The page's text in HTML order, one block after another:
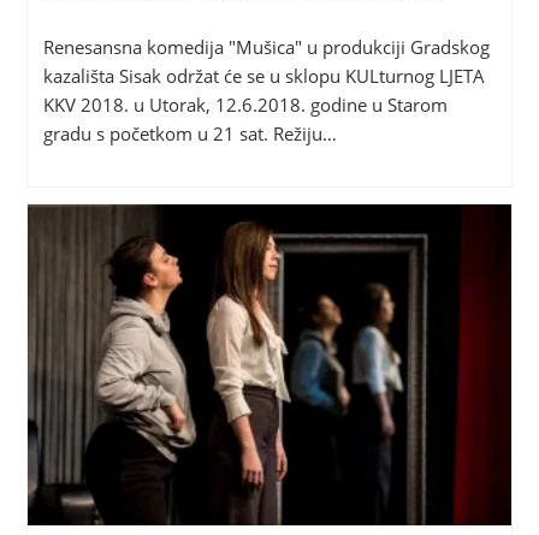
Renesansna komedija "Mušica" u produkciji Gradskog
kazališta Sisak održat će se u sklopu KULturnog LJETA
KKV 2018. u Utorak, 12.6.2018. godine u Starom
gradu s početkom u 21 sat. Režiju…